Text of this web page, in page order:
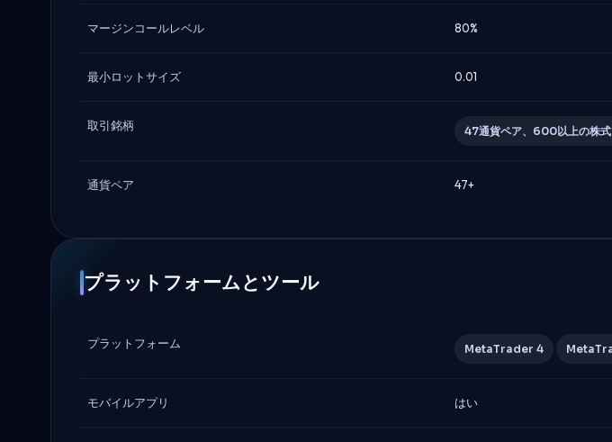
マージンコールレベル 80%
最小ロットサイズ 0.01
取引銘柄 47通貨ペア、600以上の株式
通貨ペア 47+
プラットフォームとツール
プラットフォーム MetaTrader 4
モバイルアプリ はい